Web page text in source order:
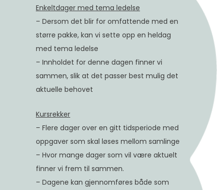
Enkeltdager med tema ledelse
– Dersom det blir for omfattende med en
større pakke, kan vi sette opp en heldag
med tema ledelse
– Innholdet for denne dagen finner vi
sammen, slik at det passer best mulig det
aktuelle behovet
Kursrekker
– Flere dager over en gitt tidsperiode med
oppgaver som skal løses mellom samlinge
– Hvor mange dager som vil være aktuelt
finner vi frem til sammen.
– Dagene kan gjennomføres både som